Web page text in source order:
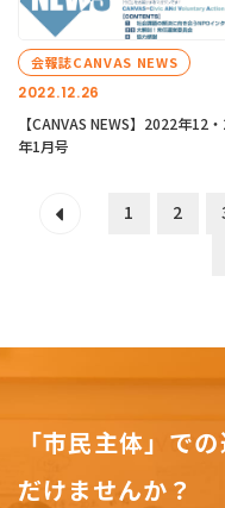
2022.12.26
会報誌CANVAS NEWS
【CANVAS NEWS】2022年12
年1月号
1 2
「市民主体」で
だけませんか？